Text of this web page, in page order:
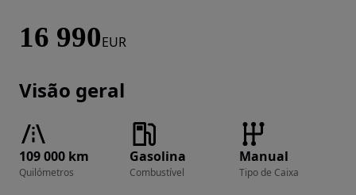
16 990EUR
Visão geral
109 000 km
Quilómetros
Gasolina
Combustível
Manual
Tipo de Caixa